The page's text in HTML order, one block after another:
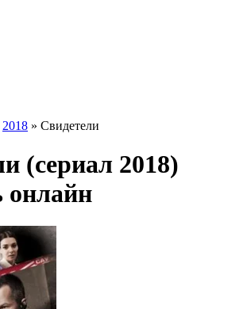
2018 » Свидетели
(сериал 2018)
онлайн